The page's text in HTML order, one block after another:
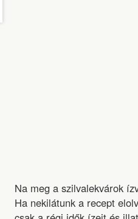
Na meg a szilvalekvárok
Ha nekilátunk a recept